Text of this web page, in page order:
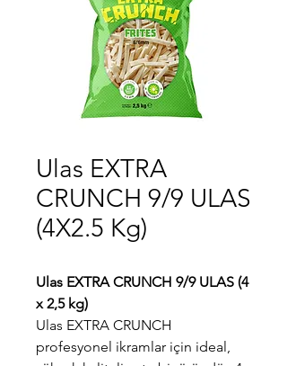
Ulas EXTRA
CRUNCH 9/9 ULAS
(4X2.5 Kg)
Ulas EXTRA CRUNCH 9/9 ULAS (4
x 2,5 kg)
Ulas EXTRA CRUNCH
profesyonel ikramlar için ideal,